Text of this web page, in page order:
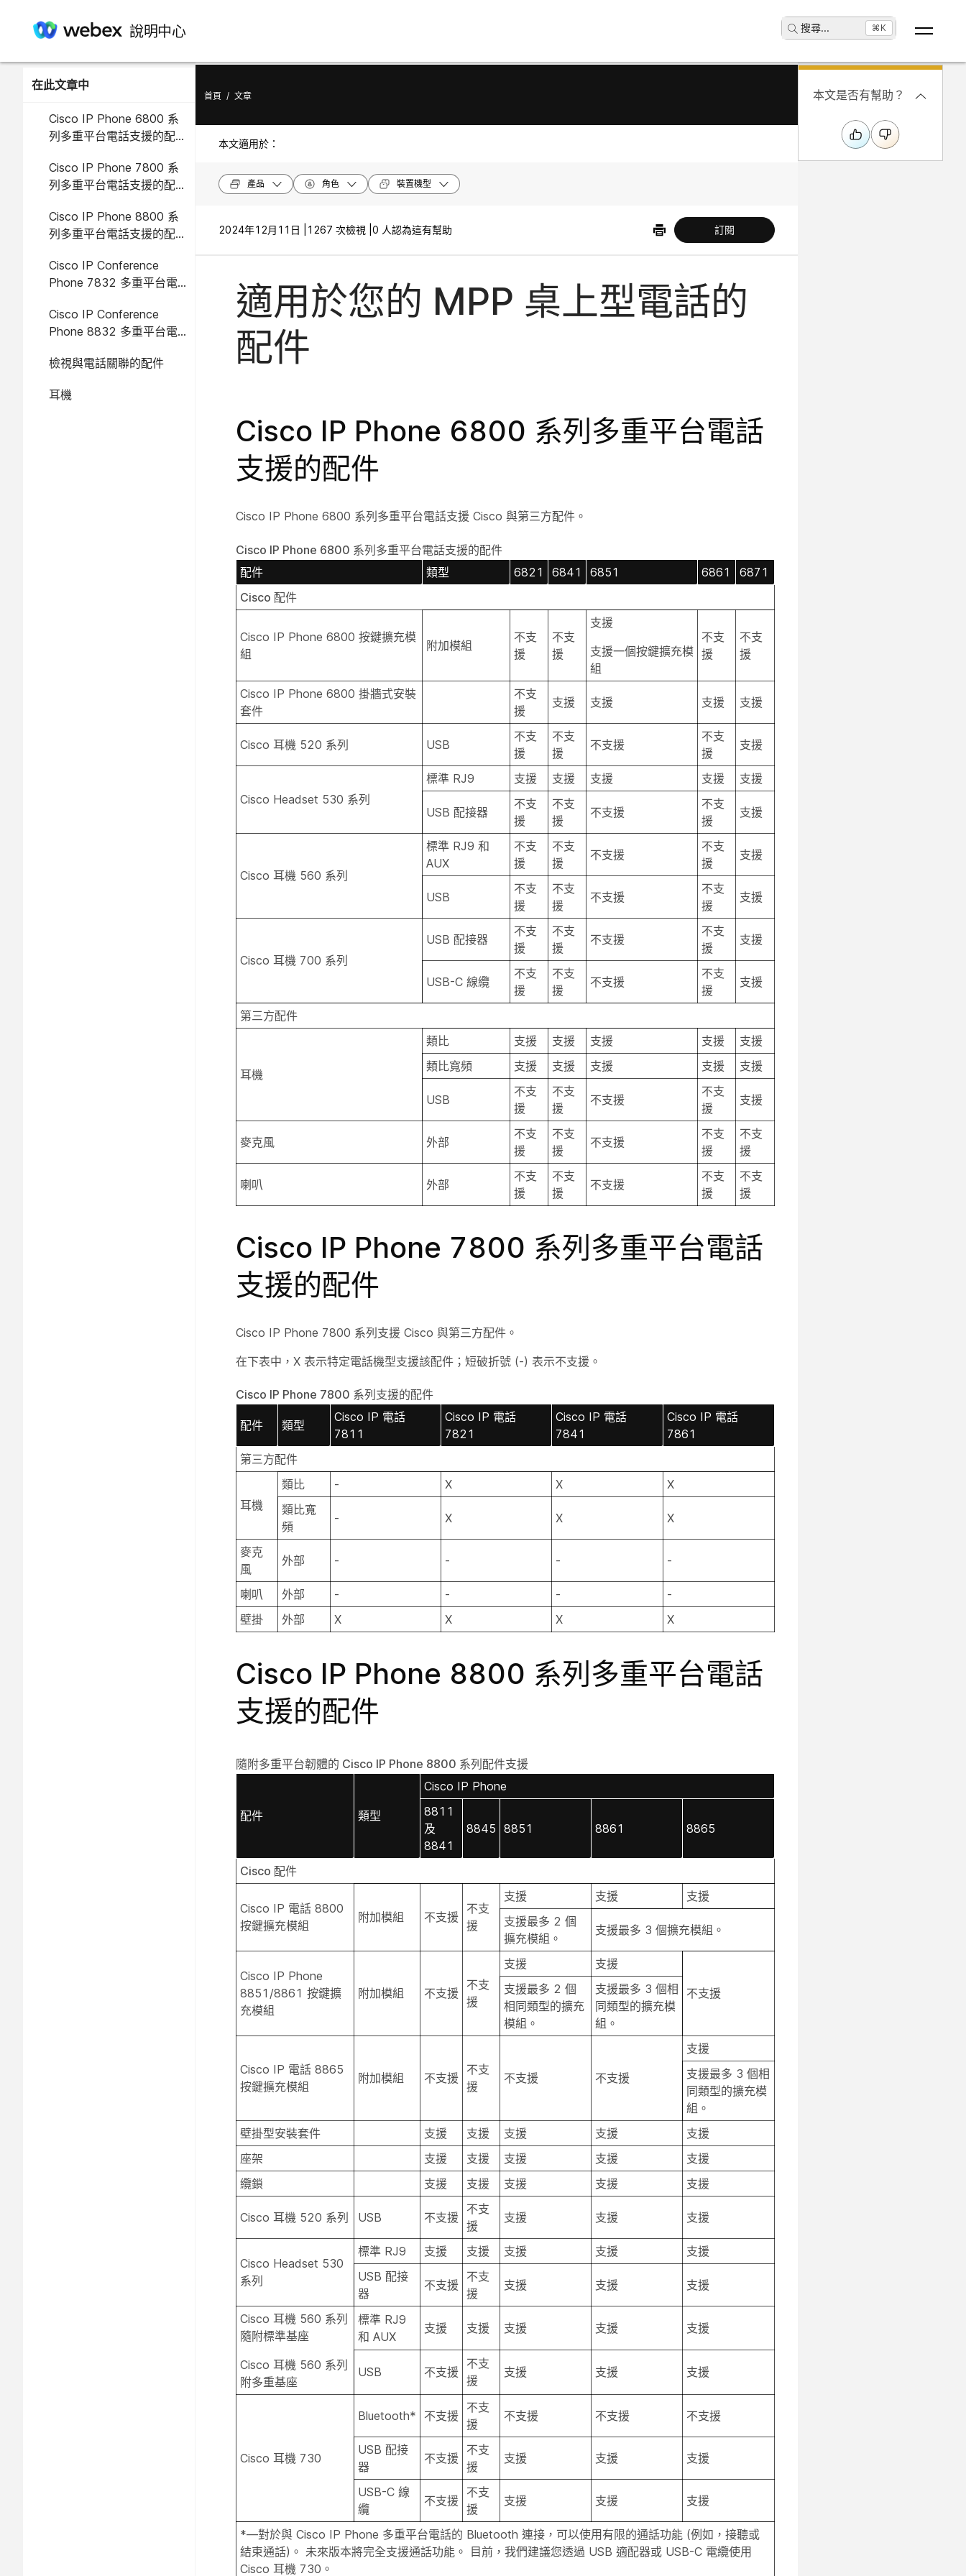
說明中心 搜尋... ⌘K
在此文章中
Cisco IP Phone 6800 系
列多重平台電話支援的配
Cisco IP Phone 7800 系
列多重平台電話支援的配
Cisco IP Phone 8800 系
列多重平台電話支援的配
Cisco IP Conference
Phone 7832 多重平台電
Cisco IP Conference
Phone 8832 多重平台電
檢視與電話關聯的配件
耳機
首頁 / 文章
本文適用於：
產品 角色 裝置機型
2024年12月11日 | 1267 次檢視 | 0 人認為這有幫助 訂閱
適用於您的 MPP 桌上型電話的
配件
Cisco IP Phone 6800 系列多重平台電話
支援的配件
Cisco IP Phone 6800 系列多重平台電話支援 Cisco 與第三方配件。
Cisco IP Phone 6800 系列多重平台電話支援的配件
配件
類型 6821 6841 6851 6861
6871
Cisco 配件
Cisco IP Phone 6800 按鍵擴充模
組
附加模組
不支
援
不支
援
支援
支援一個按鍵擴充模
組
不支
援
不支
援
Cisco IP Phone 6800 掛牆式安裝
套件
不支
援
支援 支援 支援 支援
Cisco 耳機 520 系列 USB
不支
援
不支
援
不支援
不支
援
支援
Cisco Headset 530 系列
標準 RJ9 支援 支援 支援 支援 支援
USB 配接器
不支
援
不支
援
不支援
不支
援
支援
Cisco 耳機 560 系列
標準 RJ9 和
AUX
不支
援
不支
援
不支援
不支
援
支援
USB
不支
援
不支
援
不支援
不支
援
支援
Cisco 耳機 700 系列
USB 配接器
不支
援
不支
援
不支援
不支
援
支援
USB-C 線纜
不支
援
不支
援
不支援
不支
援
支援
第三方配件
耳機
類比 支援 支援 支援 支援
支援
類比寬頻
支援 支援 支援 支援 支援
USB
不支
援
不支
援
不支援
不支
援
支援
麥克風 外部
不支
援
不支
援
不支援
不支
援
不支
援
喇叭 外部
不支
援
不支
援
不支援
不支
援
不支
援
Cisco IP Phone 7800 系列多重平台電話
支援的配件
Cisco IP Phone 7800 系列支援 Cisco 與第三方配件。
在下表中，X 表示特定電話機型支援該配件；短破折號 (-) 表示不支援。
Cisco IP Phone 7800 系列支援的配件
配件 類型
Cisco IP 電話
7811
Cisco IP 電話
7821
Cisco IP 電話
7841
Cisco IP 電話
7861
第三方配件
耳機
類比 - X X
X
類比寬
頻
- X X X
麥克
風
外部 - - - -
喇叭 外部 - - -
-
壁掛
外部 X X X X
Cisco IP Phone 8800 系列多重平台電話
支援的配件
隨附多重平台韌體的 Cisco IP Phone 8800 系列配件支援
配件 類型
Cisco IP Phone
8811
及
8841
8845 8851 8861 8865
Cisco 配件
Cisco IP 電話 8800
按鍵擴充模組
附加模組 不支援
不支
援
支援 支援
支援
支援最多 2 個
擴充模組。
支援最多 3 個擴充模組。
Cisco IP Phone
8851/8861 按鍵擴
充模組
附加模組 不支援
不支
援
支援 支援
不支援
支援最多 2 個
相同類型的擴充
模組。
支援最多 3 個相
同類型的擴充模
組。
Cisco IP 電話 8865
按鍵擴充模組
附加模組 不支援
不支
援
不支援 不支援
支援
支援最多 3 個相
同類型的擴充模
組。
壁掛型安裝套件
支援 支援 支援 支援
支援
座架
支援 支援 支援 支援
支援
纜鎖
支援 支援 支援 支援 支援
Cisco 耳機 520 系列 USB 不支援
不支
援
支援 支援 支援
Cisco Headset 530
系列
標準 RJ9 支援 支援 支援 支援
支援
USB 配接
器
不支援
不支
援
支援 支援 支援
Cisco 耳機 560 系列
隨附標準基座
Cisco 耳機 560 系列
附多重基座
標準 RJ9
和 AUX
支援 支援 支援 支援 支援
USB 不支援
不支
援
支援 支援 支援
Cisco 耳機 730
Bluetooth* 不支援
不支
援
不支援 不支援 不支援
USB 配接
器
不支援
不支
援
支援 支援 支援
USB-C 線
纜
不支援
不支
援
支援 支援 支援
*—對於與 Cisco IP Phone 多重平台電話的 Bluetooth 連接，可以使用有限的通話功能 (例如，接聽或
結束通話)。 未來版本將完全支援通話功能。 目前，我們建議您透過 USB 適配器或 USB-C 電纜使用
Cisco 耳機 730。
本文是否有幫助？